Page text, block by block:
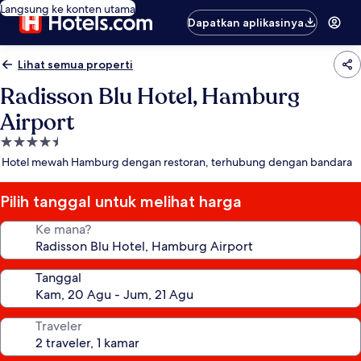
Langsung ke konten utama
Dapatkan aplikasinya
Lihat semua properti
Radisson Blu Hotel, Hamburg
Airport
Properti
bintang
Hotel mewah Hamburg dengan restoran, terhubung dengan bandara
Pilih tanggal untuk melihat harga
Ke mana?
Tanggal
Traveler